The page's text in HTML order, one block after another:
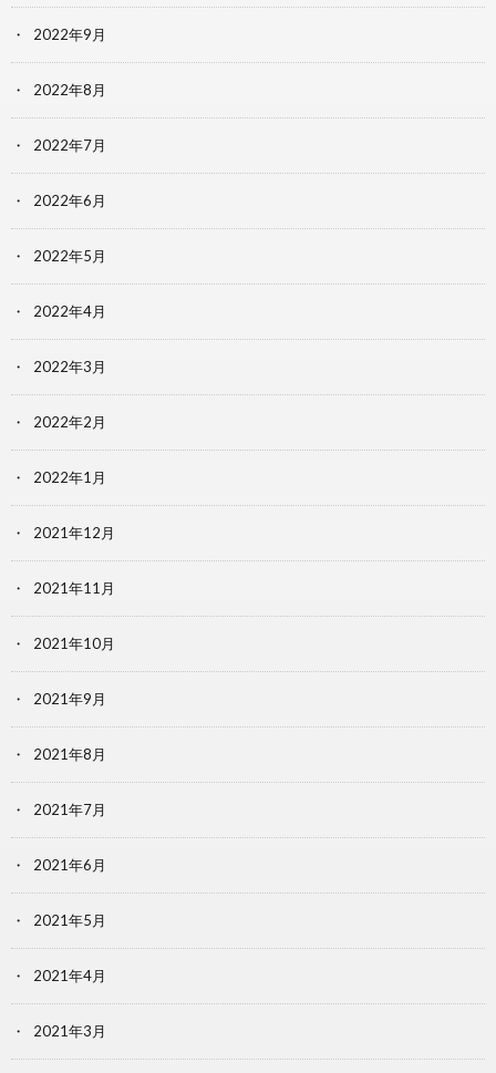
2022年9月
2022年8月
2022年7月
2022年6月
2022年5月
2022年4月
2022年3月
2022年2月
2022年1月
2021年12月
2021年11月
2021年10月
2021年9月
2021年8月
2021年7月
2021年6月
2021年5月
2021年4月
2021年3月